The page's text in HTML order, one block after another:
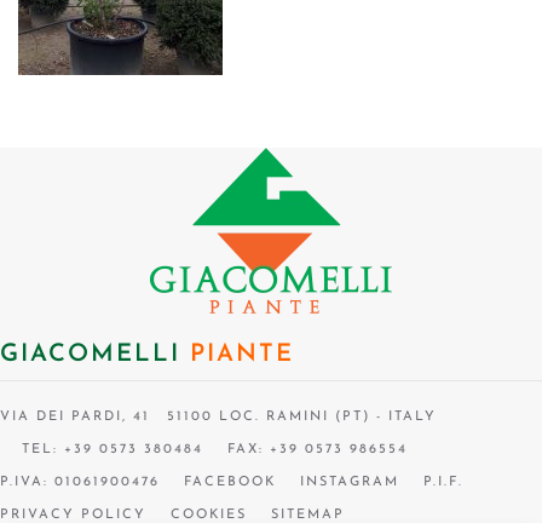
GIACOMELLI PIANTE
VIA DEI PARDI, 41 51100 LOC. RAMINI (PT) - ITALY
TEL: +39 0573 380484 FAX: +39 0573 986554
P.IVA: 01061900476 FACEBOOK INSTAGRAM P.I.F.
PRIVACY POLICY COOKIES SITEMAP